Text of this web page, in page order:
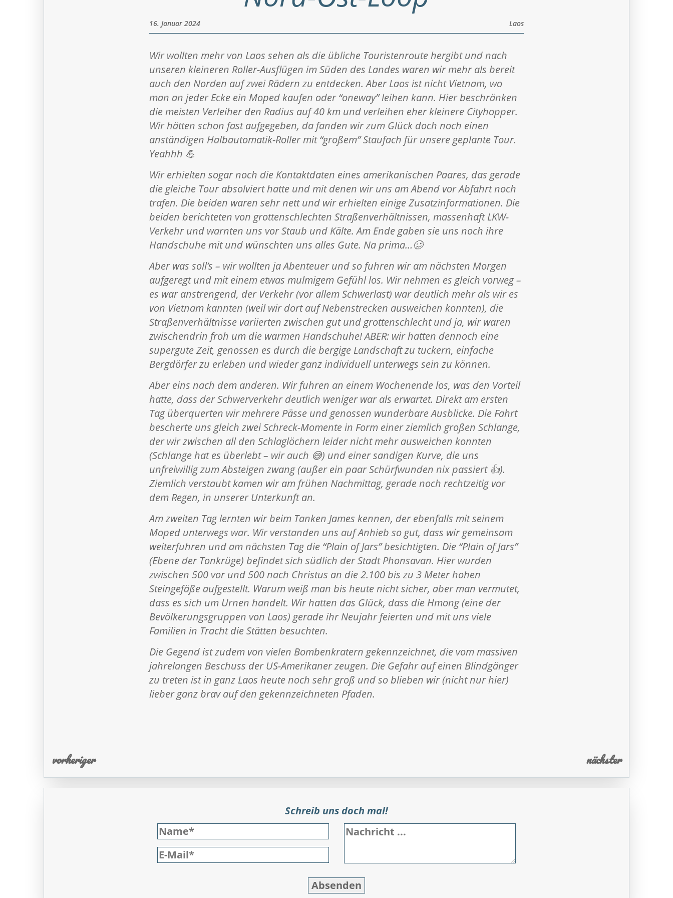
16. Januar 2024 Laos
Wir wollten mehr von Laos sehen als die übliche Touristenroute hergibt und nach
unseren kleineren Roller-Ausflügen im Süden des Landes waren wir mehr als bereit
auch den Norden auf zwei Rädern zu entdecken. Aber Laos ist nicht Vietnam, wo
man an jeder Ecke ein Moped kaufen oder “oneway” leihen kann. Hier beschränken
die meisten Verleiher den Radius auf 40 km und verleihen eher kleinere Cityhopper.
Wir hätten schon fast aufgegeben, da fanden wir zum Glück doch noch einen
anständigen Halbautomatik-Roller mit “großem” Staufach für unsere geplante Tour.
Yeahhh 💪
Wir erhielten sogar noch die Kontaktdaten eines amerikanischen Paares, das gerade
die gleiche Tour absolviert hatte und mit denen wir uns am Abend vor Abfahrt noch
trafen. Die beiden waren sehr nett und wir erhielten einige Zusatzinformationen. Die
beiden berichteten von grottenschlechten Straßenverhältnissen, massenhaft LKW-
Verkehr und warnten uns vor Staub und Kälte. Am Ende gaben sie uns noch ihre
Handschuhe mit und wünschten uns alles Gute. Na prima…🥴
Aber was soll’s – wir wollten ja Abenteuer und so fuhren wir am nächsten Morgen
aufgeregt und mit einem etwas mulmigem Gefühl los. Wir nehmen es gleich vorweg –
es war anstrengend, der Verkehr (vor allem Schwerlast) war deutlich mehr als wir es
von Vietnam kannten (weil wir dort auf Nebenstrecken ausweichen konnten), die
Straßenverhältnisse variierten zwischen gut und grottenschlecht und ja, wir waren
zwischendrin froh um die warmen Handschuhe! ABER: wir hatten dennoch eine
supergute Zeit, genossen es durch die bergige Landschaft zu tuckern, einfache
Bergdörfer zu erleben und wieder ganz individuell unterwegs sein zu können.
Aber eins nach dem anderen. Wir fuhren an einem Wochenende los, was den Vorteil
hatte, dass der Schwerverkehr deutlich weniger war als erwartet. Direkt am ersten
Tag überquerten wir mehrere Pässe und genossen wunderbare Ausblicke. Die Fahrt
bescherte uns gleich zwei Schreck-Momente in Form einer ziemlich großen Schlange,
der wir zwischen all den Schlaglöchern leider nicht mehr ausweichen konnten
(Schlange hat es überlebt – wir auch 😅) und einer sandigen Kurve, die uns
unfreiwillig zum Absteigen zwang (außer ein paar Schürfwunden nix passiert 👍).
Ziemlich verstaubt kamen wir am frühen Nachmittag, gerade noch rechtzeitig vor
dem Regen, in unserer Unterkunft an.
Am zweiten Tag lernten wir beim Tanken James kennen, der ebenfalls mit seinem
Moped unterwegs war. Wir verstanden uns auf Anhieb so gut, dass wir gemeinsam
weiterfuhren und am nächsten Tag die “Plain of Jars” besichtigten. Die “Plain of Jars”
(Ebene der Tonkrüge) befindet sich südlich der Stadt Phonsavan. Hier wurden
zwischen 500 vor und 500 nach Christus an die 2.100 bis zu 3 Meter hohen
Steingefäße aufgestellt. Warum weiß man bis heute nicht sicher, aber man vermutet,
dass es sich um Urnen handelt. Wir hatten das Glück, dass die Hmong (eine der
Bevölkerungsgruppen von Laos) gerade ihr Neujahr feierten und mit uns viele
Familien in Tracht die Stätten besuchten.
Die Gegend ist zudem von vielen Bombenkratern gekennzeichnet, die vom massiven
jahrelangen Beschuss der US-Amerikaner zeugen. Die Gefahr auf einen Blindgänger
zu treten ist in ganz Laos heute noch sehr groß und so blieben wir (nicht nur hier)
lieber ganz brav auf den gekennzeichneten Pfaden.
vorheriger nächster
Schreib uns doch mal!